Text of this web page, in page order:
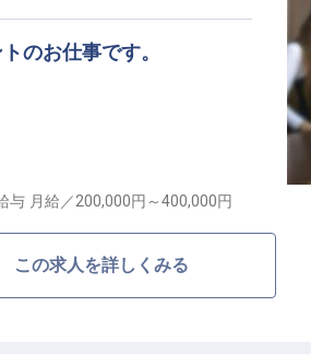
のお仕事です。
ぐひとときを提供していま
から終わりまでをサポートす
与 月給／200,000円～400,000円
この求人を詳しくみる